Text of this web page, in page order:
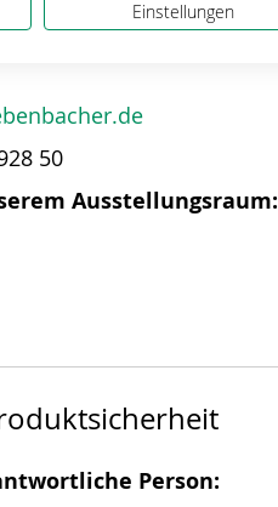
zum Produkt
50
Person:
Einstellungen